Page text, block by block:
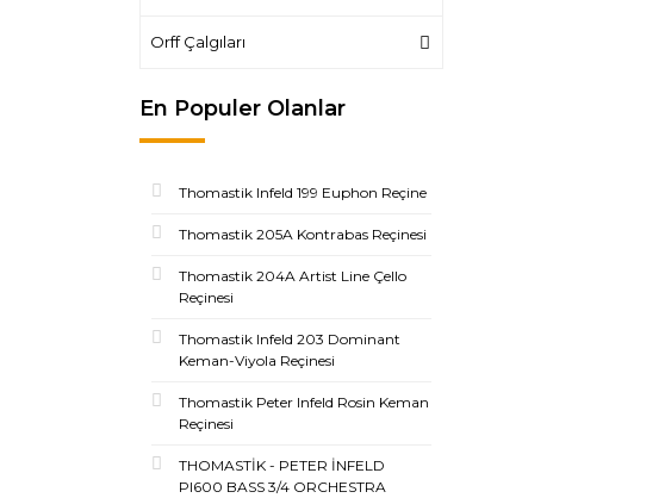
Orff Çalgıları
En Populer Olanlar
Thomastik Infeld 199 Euphon Reçine
Thomastik 205A Kontrabas Reçinesi
Thomastik 204A Artist Line Çello
Reçinesi
Thomastik Infeld 203 Dominant
Keman-Viyola Reçinesi
Thomastik Peter Infeld Rosin Keman
Reçinesi
THOMASTİK - PETER İNFELD
PI600 BASS 3/4 ORCHESTRA